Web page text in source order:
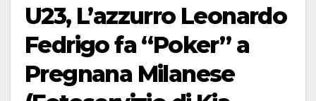
U23, L’azzurro Leonardo
Fedrigo fa “Poker” a
Pregnana Milanese